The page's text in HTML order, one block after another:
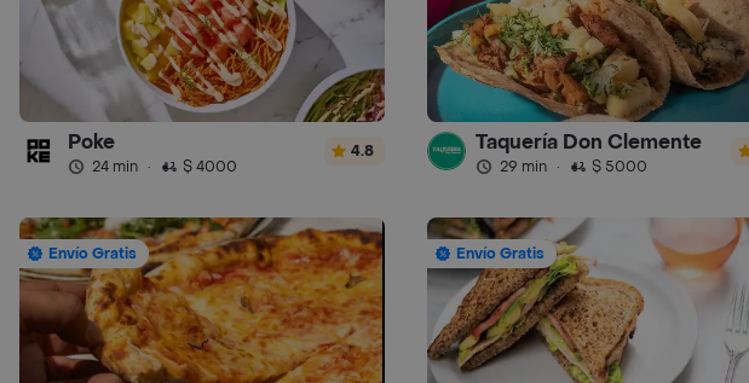
Poke
24 min · $ 4000
4.8 Taquería Don Clemente
29 min · $ 5000
Envío Gratis Envío Gratis